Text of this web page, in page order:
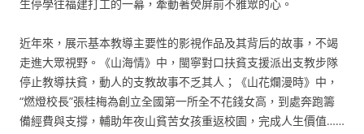
生停學往福建打工的一幕，牽動著熒屏前不雅眾的心。
近年來，展示基本教導主要性的影視作品及其背后的故事，不竭
走進大眾視野。《山海情》中，閩寧對口扶貧支援派出支教步隊
停止教導扶貧，動人的支教故事不乏其人；《山花爛漫時》中，
“燃燈校長”張桂梅為創立全國第一所全不花錢女高，到處奔跑籌
備經費與支撐，輔助年夜山貧苦女孩重返校園，完成人生價值……